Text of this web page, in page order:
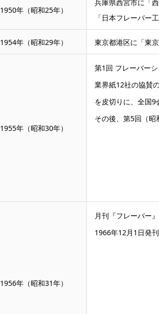
1950年（昭和25年）
兵庫県西宮市に「
「日本フレーバー
1954年（昭和29年） 東京都港区に「東
1955年（昭和30年）
第1回 フレーバー
業界紙12社の協賛
を皮切りに、全国9
その後、第5回（昭
1956年（昭和31年）
月刊『フレーバー
1966年12月1日発